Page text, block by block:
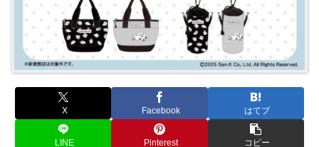
X Facebook はてブ
LINE Pinterest コピー